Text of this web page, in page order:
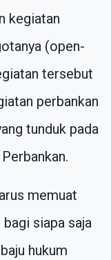
kegiatan
(open-
tersebut
perbankan
tunduk pada
memuat
siapa saja
hukum